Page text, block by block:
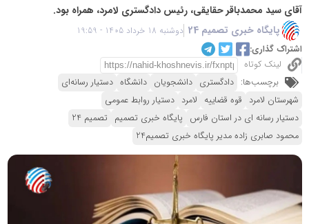
آقای سید محمدباقر حقایقی، رئیس دادگستری لامرد، همراه بود.
پایگاه خبری تصمیم 24
دوشنبه 18 خرداد 1405 - 19:59
اشتراک گذاری:
لینک کوتاه
برچسب‌ها: دادگستری دانشجویان دانشگاه دستیار رسانه‌ای
شهرستان لامرد قوه قضاییه لامرد دستیار روابط عمومی
دستیار رسانه ای در استان فارس پایگاه خبری تصمیم تصمیم 24
محمود صابری زاده مدیر پایگاه خبری تصمیم24